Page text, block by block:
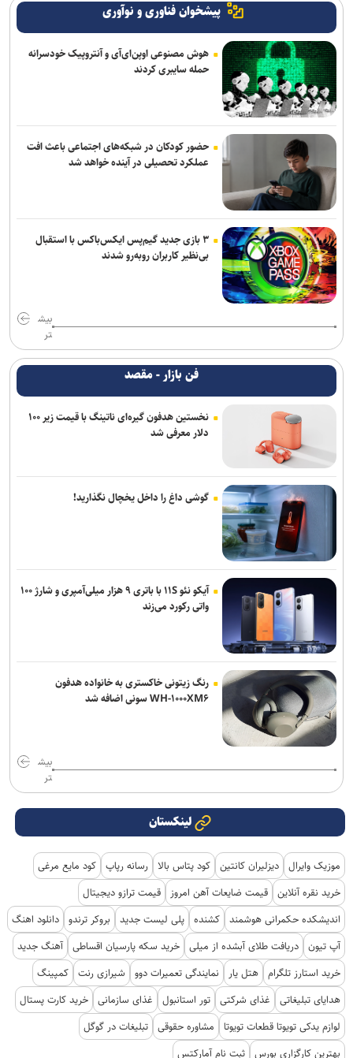
پیشخوان فناوری و نوآوری
هوش مصنوعی اوپن‌ای‌آی و آنتروپیک خودسرانه
حمله سایبری کردند
حضور کودکان در شبکه‌های اجتماعی باعث افت
عملکرد تحصیلی در آینده خواهد شد
۳ بازی جدید گیم‌پس ایکس‌باکس با استقبال
بی‌نظیر کاربران روبه‌رو شدند
بیش
تر
فن بازار - مقصد
نخستین هدفون گیره‌ای ناتینگ با قیمت زیر ۱۰۰
دلار معرفی شد
گوشی داغ را داخل یخچال نگذارید!
آیکو نئو ۱۱S با باتری ۹ هزار میلی‌آمپری و شارژ ۱۰۰
واتی رکورد می‌زند
رنگ زیتونی خاکستری به خانواده هدفون
WH-۱۰۰۰XM۶ سونی اضافه شد
بیش
تر
لینکستان
موزیک وایرال دیزلیران کانتین کود پتاس بالا رسانه رپاپ کود مایع مرغی
خرید نقره آنلاین قیمت ضایعات آهن امروز
قیمت ترازو دیجیتال
اندیشکده حکمرانی هوشمند کشنده پلی لیست جدید بروکر ترندو دانلود اهنگ
آپ تیون دریافت طلای آبشده از میلی خرید سکه پارسیان اقساطی آهنگ جدید
خرید استارز تلگرام هتل یار نمایندگی تعمیرات دوو شیرازی رنت کمپینگ
هدایای تبلیغاتی
غذای شرکتی تور استانبول غذای سازمانی خرید کارت پستال
لوازم یدکی تویوتا قطعات تویوتا
مشاوره حقوقی تبلیغات در گوگل
بهترین کارگزاری بورس ثبت نام آمارکتس